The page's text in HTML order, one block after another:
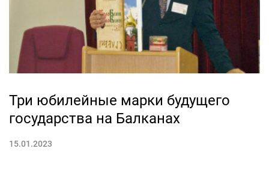
Три юбилейные марки будущего
государства на Балканах
15.01.2023